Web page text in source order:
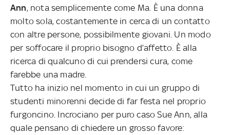
Ann, nota semplicemente come Ma. È una donna
molto sola, costantemente in cerca di un contatto
con altre persone, possibilmente giovani. Un modo
per soffocare il proprio bisogno d’affetto. È alla
ricerca di qualcuno di cui prendersi cura, come
farebbe una madre.
Tutto ha inizio nel momento in cui un gruppo di
studenti minorenni decide di far festa nel proprio
furgoncino. Incrociano per puro caso Sue Ann, alla
quale pensano di chiedere un grosso favore: